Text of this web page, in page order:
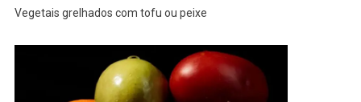
Vegetais grelhados com tofu ou peixe